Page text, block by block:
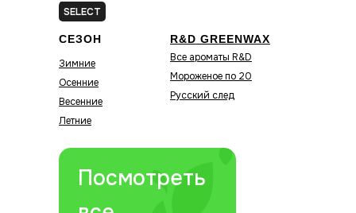
Зелёные
R&D GREENWAX
Все ароматы R&D
Мороженое по 20
Русский след
СЕЗОН
Зимние
Осенние
Весенние
Летние
Посмотреть
SELECT